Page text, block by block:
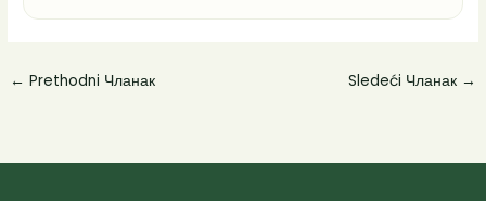
← Prethodni Чланак Sledeći Чланак →